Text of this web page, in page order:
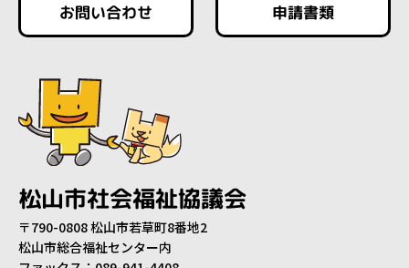
お問い合わせ 申請書類
松山市社会福祉協議会
〒790-0808 松山市若草町8番地2
松山市総合福祉センター内